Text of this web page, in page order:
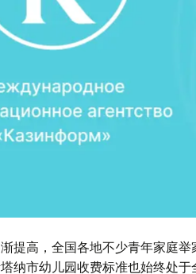
提高，全国各地不少青年家庭
纳市幼儿园收费标准也始终处于